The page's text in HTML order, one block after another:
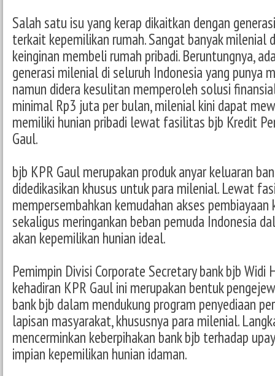
Salah satu isu yang kerap dikaitkan dengan
terkait kepemilikan rumah. Sangat banyak milenial
keinginan membeli rumah pribadi. Beruntungnya,
generasi milenial di seluruh Indonesia yang punya
namun didera kesulitan memperoleh solusi
minimal Rp3 juta per bulan, milenial kini dapat
memiliki hunian pribadi lewat fasilitas bjb Kredit
Gaul.
bjb KPR Gaul merupakan produk anyar keluaran
didedikasikan khusus untuk para milenial. Lewat
mempersembahkan kemudahan akses
sekaligus meringankan beban pemuda Indonesia
akan kepemilikan hunian ideal.
Pemimpin Divisi Corporate Secretary bank bjb
kehadiran KPR Gaul ini merupakan bentuk
bank bjb dalam mendukung program penyediaan
lapisan masyarakat, khususnya para milenial.
mencerminkan keberpihakan bank bjb terhadap
impian kepemilikan hunian idaman.